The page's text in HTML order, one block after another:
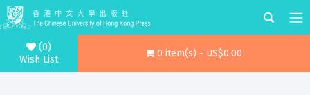
(0)
Wish List
0 item(s) - US$0.00